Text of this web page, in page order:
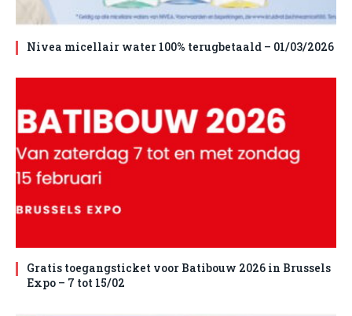
Nivea micellair water 100% terugbetaald – 01/03/2026
Gratis toegangsticket voor Batibouw 2026 in Brussels
Expo – 7 tot 15/02